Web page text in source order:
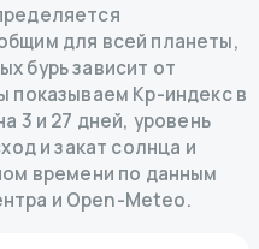
для всей планеты,
бурь зависит от
показываем Kp-индекс в
3 и 27 дней, уровень
и закат солнца и
времени по данным
и Open-Meteo.